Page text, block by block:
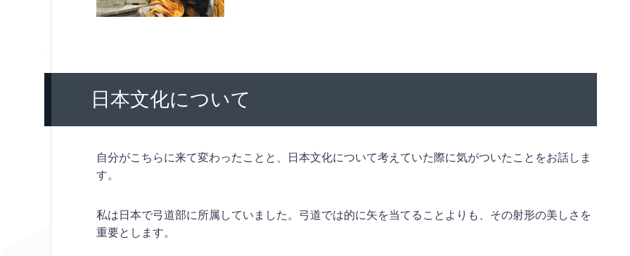
日本文化について
自分がこちらに来て変わったことと、日本文化について考えていた際に気がついたことをお話しま
す。
私は日本で弓道部に所属していました。弓道では的に矢を当てることよりも、その射形の美しさを
重要とします。